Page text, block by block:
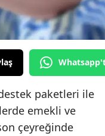
Elazığ
Erzincan
Erzurum
Eskişehir
Gaziantep
paketleri ile
emekli ve
çeyreğinde